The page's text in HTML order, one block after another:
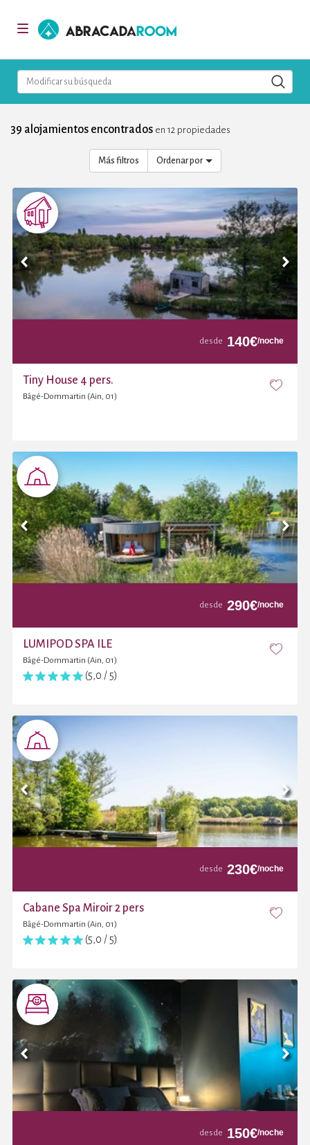
Toggle
AbracadaRoom
Modificar su búsqueda
39 alojamientos encontrados en 12 propiedades
Más filtros
desde 140€/noche
Tiny House 4 pers.
Bâgé-Dommartin (Ain, 01)
desde 290€/noche
LUMIPOD SPA ILE
Bâgé-Dommartin (Ain, 01)
(5,0 / 5)
desde 230€/noche
Cabane Spa Miroir 2 pers
Bâgé-Dommartin (Ain, 01)
(5,0 / 5)
desde 150€/noche